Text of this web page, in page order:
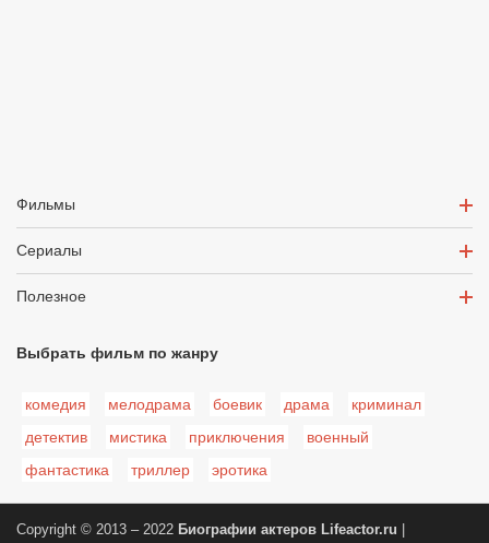
Фильмы
Сериалы
Полезное
Выбрать фильм по жанру
комедия мелодрама боевик драма
криминал
детектив
мистика приключения
военный
фантастика
триллер эротика
Copyright © 2013 – 2022 Биографии актеров Lifeactor.ru